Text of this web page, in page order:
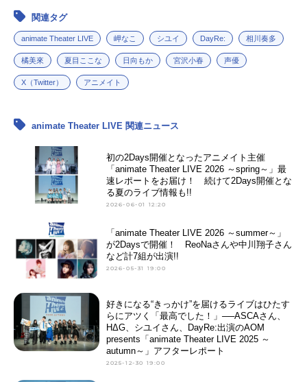
関連タグ
animate Theater LIVE 岬なこ シユイ DayRe: 相川奏多
橘美來 夏目ここな 日向もか 宮沢小春 声優
X（Twitter） アニメイト
animate Theater LIVE 関連ニュース
初の2Days開催となったアニメイト主催
「animate Theater LIVE 2026 ～spring～」最
速レポートをお届け！ 続けて2Days開催とな
る夏のライブ情報も!!
2026-06-01 12:20
「animate Theater LIVE 2026 ～summer～」
が2Daysで開催！ ReoNaさんや中川翔子さん
など計7組が出演!!
2026-05-31 19:00
好きになる“きっかけ”を届けるライブはひたす
らにアツく「最高でした！」──ASCAさん、
HΔG、シユイさん、DayRe:出演のAOM
presents「animate Theater LIVE 2025 ～
autumn～」アフターレポート
2025-12-30 19:00